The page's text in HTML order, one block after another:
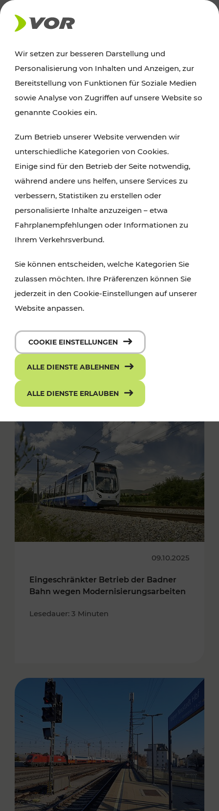
AKTUELLES
News
Alle wichtigen Meldungen zu Fahrplanänderungen,
finden Sie hier im Überblick.
09.10.2025
Eingeschränkter Betrieb der Badner
Bahn wegen Modernisierungsarbeiten
Lesedauer: 3 Minuten
Wir setzen zur besseren Darstellung und
Personalisierung von Inhalten und Anzeigen, zur
Bereitstellung von Funktionen für Soziale Medien
sowie Analyse von Zugriffen auf unsere Website so
genannte Cookies ein.
Zum Betrieb unserer Website verwenden wir
unterschiedliche Kategorien von Cookies.
Einige sind für den Betrieb der Seite notwendig,
während andere uns helfen, unsere Services zu
verbessern, Statistiken zu erstellen oder
personalisierte Inhalte anzuzeigen – etwa
Fahrplanempfehlungen oder Informationen zu
Ihrem Verkehrsverbund.
Sie können entscheiden, welche Kategorien Sie
zulassen möchten. Ihre Präferenzen können Sie
jederzeit in den Cookie-Einstellungen auf unserer
Website anpassen.
COOKIE EINSTELLUNGEN
ALLE DIENSTE ABLEHNEN
ALLE DIENSTE ERLAUBEN